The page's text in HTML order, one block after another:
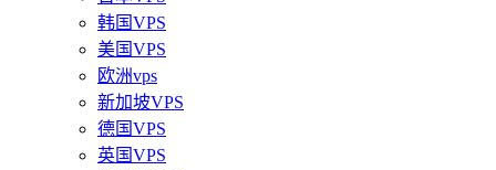
韩国VPS
美国VPS
欧洲vps
新加坡VPS
德国VPS
英国VPS